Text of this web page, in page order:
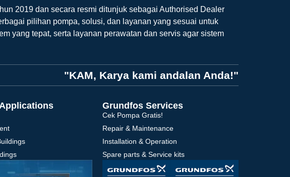
2019 dan secara resmi ditunjuk sebagai Authorised Dealer
pilihan pompa, solusi, dan layanan yang sesuai untuk
yang tepat, serta layanan perawatan dan servis agar sistem
"KAM, Karya kami andalan Anda!"
Grundfos Services
Cek Pompa Gratis!
Repair & Maintenance
Installation & Operation
Spare parts & Service kits